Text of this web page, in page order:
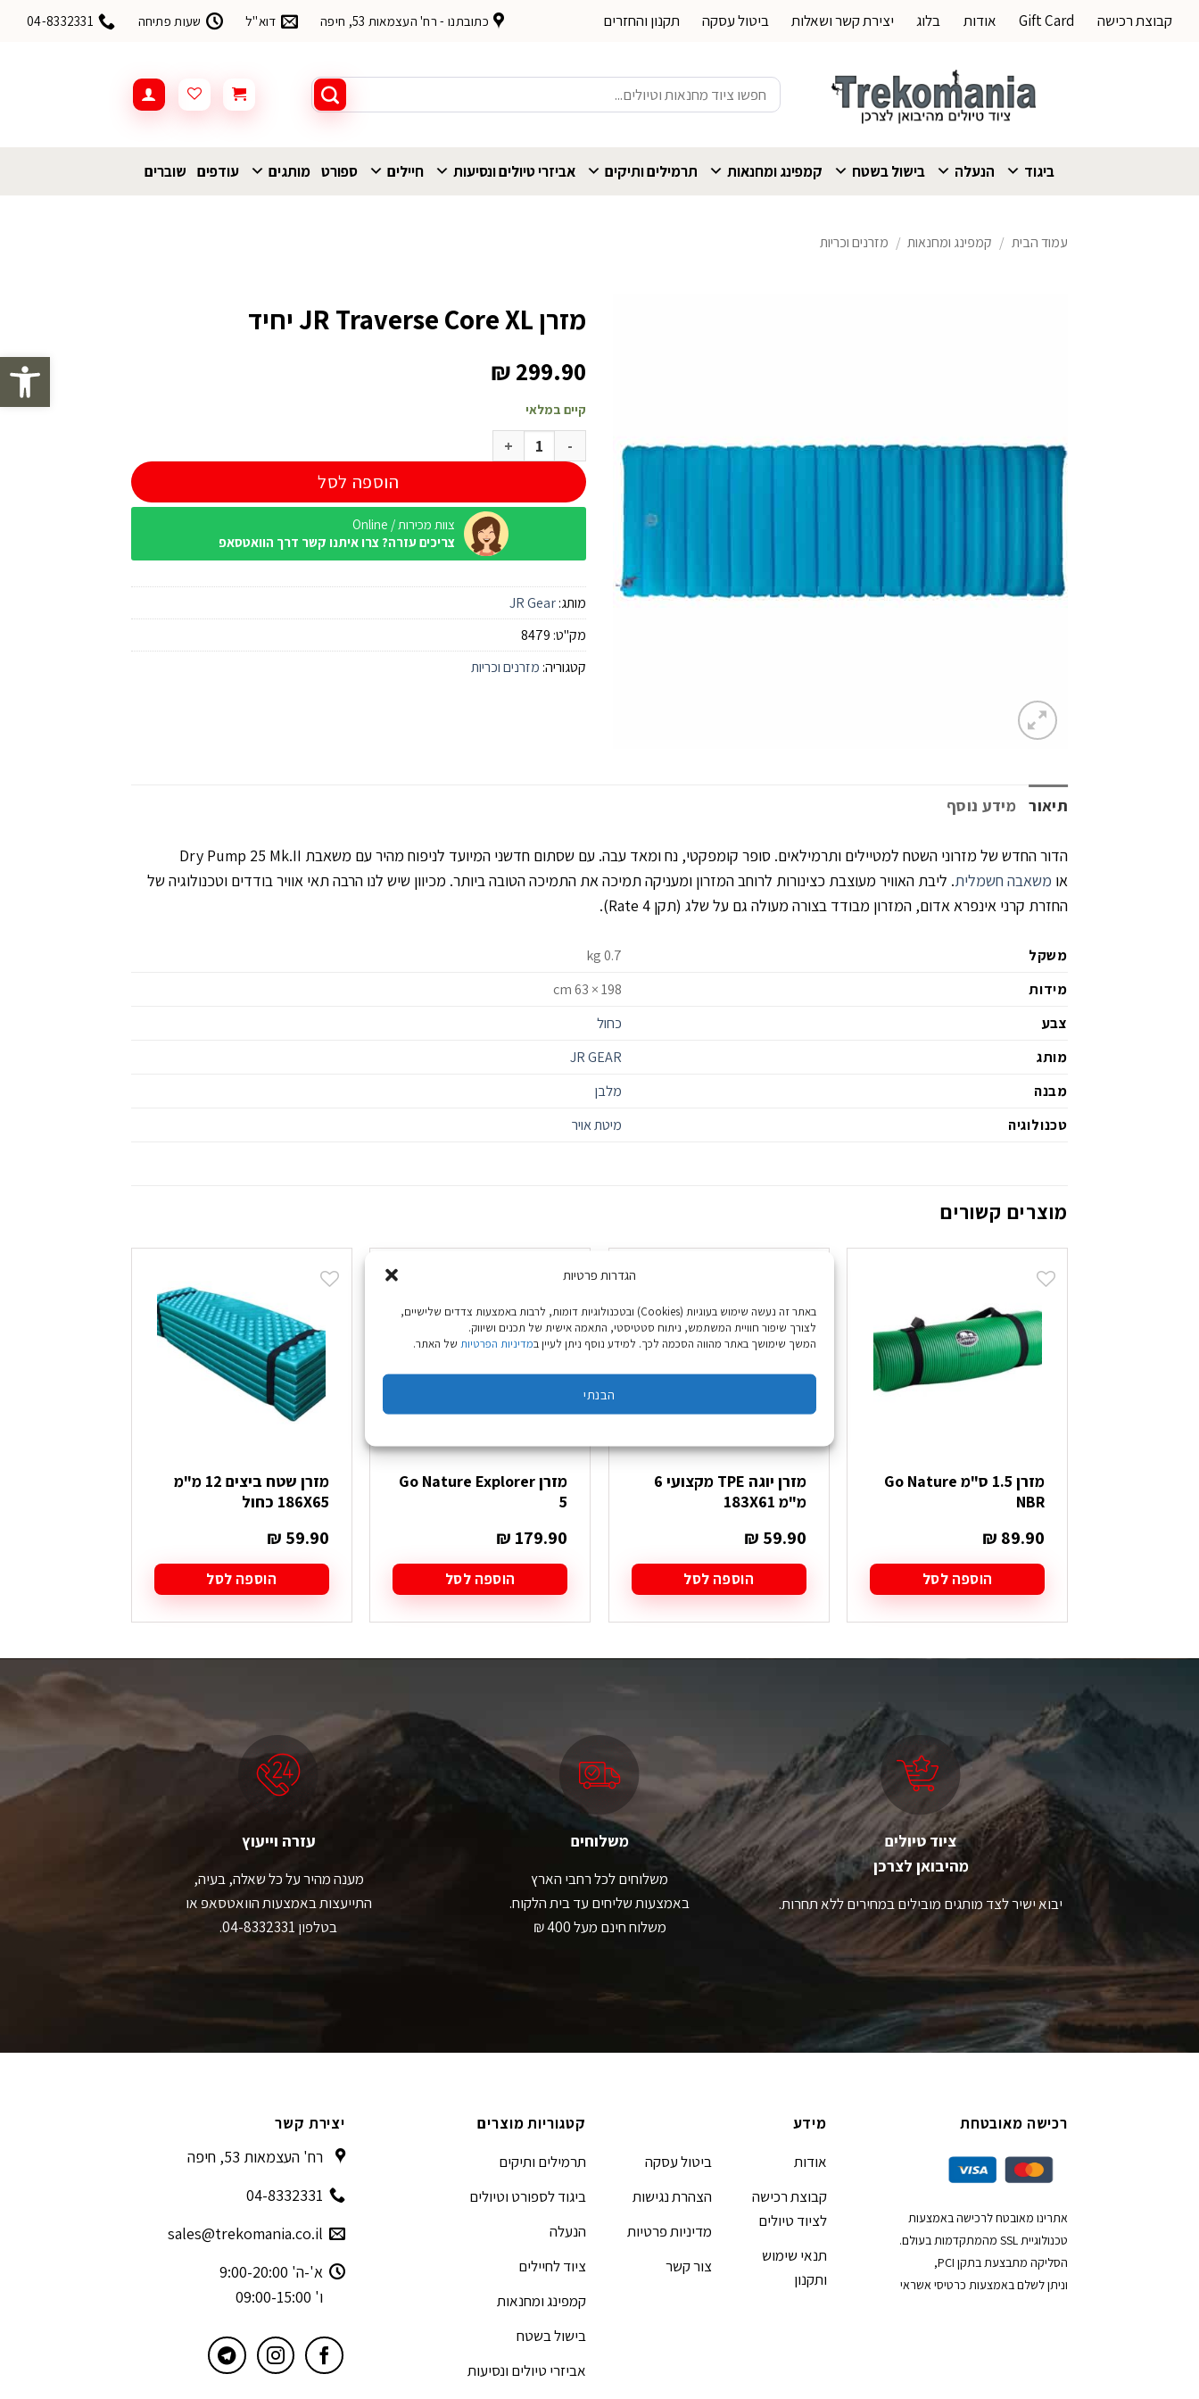
פתח
הגדרות פרטיות
באתר זה נעשה שימוש בעוגיות (Cookies) ובטכנולוגיות דומות, לרבות באמצעות צדדים שלישיים,
לצורך שיפור חוויית המשתמש, ניתוח סטטיסטי, התאמה אישית של תכנים ושיווק.
המשך שימושך באתר מהווה הסכמה לכך. למידע נוסף ניתן לעיין במדיניות הפרטיות של האתר.
הבנתי
קבוצת רכישה Gift Card אודות בלוג יצירת קשר ושאלות ביטול עסקה תקנון והחזרים כתובתנו - רח' העצמאות 53, חיפה דוא"ל שעות פתיחה 04-8332331
חיפוש
עבור:
ביגוד הנעלה בישול בשטח קמפינג ומחנאות תרמילים ותיקים אביזרי טיולים ונסיעות חיילים ספורט מותגים עודפים שוברים
עמוד הבית / קמפינג ומחנאות / מזרנים וכריות
מזרן JR Traverse Core XL יחיד
₪299.90
קיים במלאי
כמות של מזרן JR Traverse Core XL יחיד
הוספה לסל
צוות מכירות / Online
צריכים עזרה? צרו איתנו קשר דרך הוואטסאפ
מותג:JR Gear
מק"ט: 8479
קטגוריה: מזרנים וכריות
תיאור מידע נוסף
הדור החדש של מזרוני השטח למטיילים ותרמילאים. סופר קומפקטי, נח ומאד עבה. עם שסתום חדשני המיועד לניפוח מהיר עם משאבת Dry Pump 25 Mk.II
או משאבה חשמלית. ליבת האוויר מעוצבת כצינורות לרוחב המזרון ומעניקה תמיכה את התמיכה הטובה ביותר. מכיוון שיש לנו הרבה תאי אוויר בודדים וטכנולוגיה של
החזרת קרני אינפרא אדום, המזרון מבודד בצורה מעולה גם על שלג (תקן Rate 4).
משקל
0.7 kg
מידות
198 × 63 cm
צבע
כחול
מותג
JR GEAR
מבנה
מלבן
טכנולוגיה
מיטת אויר
מוצרים קשורים
מזרן 1.5 ס"מ Go Nature
NBR
₪ 89.90
הוספה לסל
מזרן יוגה TPE מקצועי 6
מ"מ 183X61
₪ 59.90
הוספה לסל
מזרן Go Nature Explorer
5
₪ 179.90
הוספה לסל
מזרן שטח ביצים 12 מ"מ
186X65 כחול
₪ 59.90
הוספה לסל
ציוד טיולים
מהיבואן לצרכן
יבוא ישיר לצד מותגים מובילים במחירים ללא תחרות.
משלוחים
משלוחים לכל רחבי הארץ
באמצעות שליחים עד בית הלקוח.
משלוח חינם מעל 400 ₪
עזרה וייעוץ
מענה מהיר על כל שאלה, בעיה,
התייעצות באמצעות הוואטסאפ או
בטלפון 04-8332331.
רכישה מאובטחת
אתרינו מאובטח לרכישה באמצעות
טכנולוגיית SSL מהמתקדמות בעולם.
הסליקה מתבצעת בתקן PCI,
וניתן לשלם באמצעות כרטיסי אשראי
מידע
אודות
קבוצת רכישה
לציוד טיולים
תנאי שימוש
ותקנון
ביטול עסקה
הצהרת נגישות
מדיניות פרטיות
צור קשר
קטגוריות מוצרים
תרמילים ותיקים
ביגוד לספורט וטיולים
הנעלה
ציוד לחיילים
קמפינג ומחנאות
בישול בשטח
אביזרי טיולים ונסיעות
יצירת קשר
רח' העצמאות 53, חיפה
04-8332331
sales@trekomania.co.il
א'-ה' 9:00-20:00
ו' 09:00-15:00